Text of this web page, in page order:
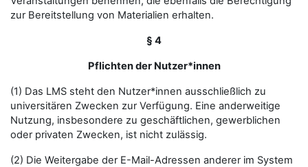
zur Bereitstellung von Materialien erhalten.
§ 4
Pflichten der Nutzer*innen
(1) Das LMS steht den Nutzer*innen ausschließlich zu
universitären Zwecken zur Verfügung. Eine anderweitige
Nutzung, insbesondere zu geschäftlichen, gewerblichen
oder privaten Zwecken, ist nicht zulässig.
(2) Die Weitergabe der E-Mail-Adressen anderer im System